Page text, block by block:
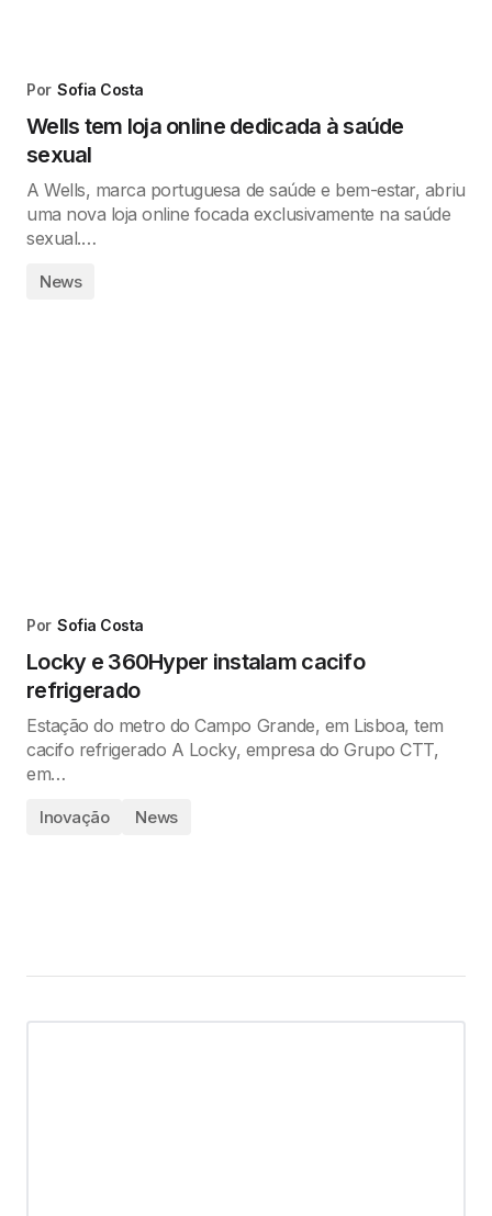
Por Sofia Costa
Wells tem loja online dedicada à saúde
sexual
A Wells, marca portuguesa de saúde e bem-estar, abriu
uma nova loja online focada exclusivamente na saúde
sexual.…
News
Por Sofia Costa
Locky e 360Hyper instalam cacifo
refrigerado
Estação do metro do Campo Grande, em Lisboa, tem
cacifo refrigerado A Locky, empresa do Grupo CTT,
em…
Inovação News